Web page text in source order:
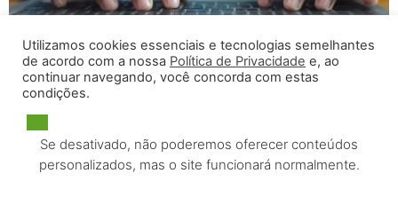
Fadiga de alertas: como o excesso
compromete a gestão de riscos
A fadiga de alertas é um desafio crescente em
ambientes industriais e operações críticas.
Sistemas de monitoramento, como câmeras
Utilizamos cookies essenciais e tecnologias semelhantes
de acordo com a nossa Política de Privacidade e, ao
continuar navegando, você concorda com estas
condições.
Se desativado, não poderemos oferecer conteúdos
personalizados, mas o site funcionará normalmente.